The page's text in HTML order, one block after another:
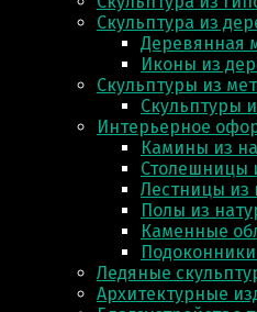
Скульптура из
Деревянная
Иконы из
Скульптуры из
Скульптуры
Интерьерное
Камины из
Столешницы
Лестницы из
Полы из
Каменные
Ледяные
Архитектурные